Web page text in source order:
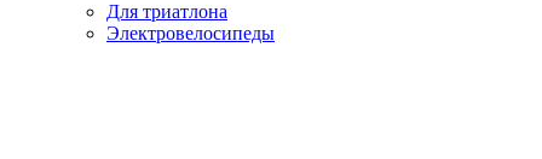
Для триатлона
Электровелосипеды